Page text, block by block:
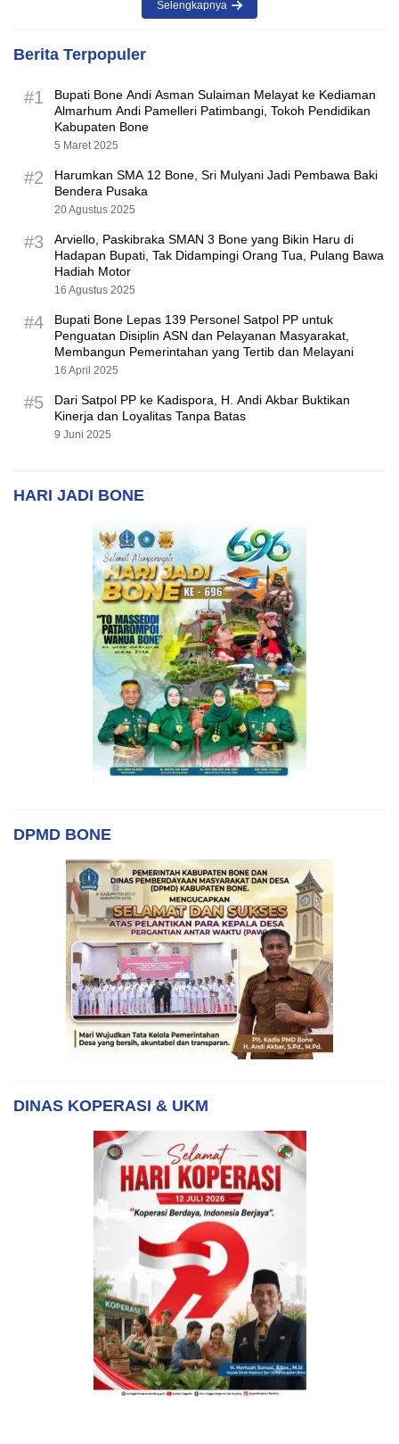
Selengkapnya
Berita Terpopuler
#1
Bupati Bone Andi Asman Sulaiman Melayat ke Kediaman
Almarhum Andi Pamelleri Patimbangi, Tokoh Pendidikan
Kabupaten Bone
5 Maret 2025
#2
Harumkan SMA 12 Bone, Sri Mulyani Jadi Pembawa Baki
Bendera Pusaka
20 Agustus 2025
#3
Arviello, Paskibraka SMAN 3 Bone yang Bikin Haru di
Hadapan Bupati, Tak Didampingi Orang Tua, Pulang Bawa
Hadiah Motor
16 Agustus 2025
#4
Bupati Bone Lepas 139 Personel Satpol PP untuk
Penguatan Disiplin ASN dan Pelayanan Masyarakat,
Membangun Pemerintahan yang Tertib dan Melayani
16 April 2025
#5
Dari Satpol PP ke Kadispora, H. Andi Akbar Buktikan
Kinerja dan Loyalitas Tanpa Batas
9 Juni 2025
HARI JADI BONE
DPMD BONE
DINAS KOPERASI & UKM